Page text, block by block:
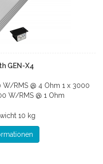
GEN-X4
RMS @ 4 Ohm 1 x 3000
W/RMS @ 1 Ohm
10 kg